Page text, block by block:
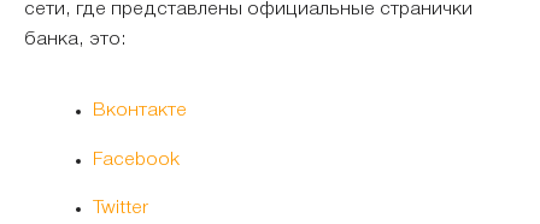
сети, где представлены официальные странички
банка, это:
Вконтакте
Facebook
Twitter